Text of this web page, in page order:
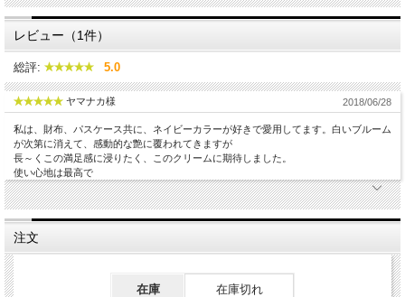
レビュー（1件）
総評: 5.0
ヤマナカ様 2018/06/28
私は、財布、パスケース共に、ネイビーカラーが好きで愛用してます。白いブルーム
が次第に消えて、感動的な艶に覆われてきますが
長～くこの満足感に浸りたく、このクリームに期待しました。
使い心地は最高で
注文
在庫 在庫切れ